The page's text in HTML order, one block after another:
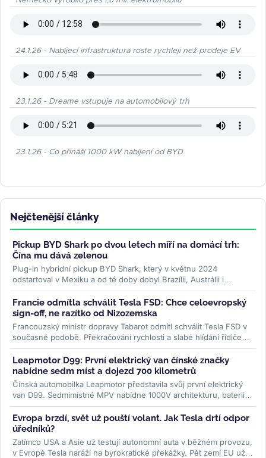
24.1.26 - Nabíjecí infrastruktura roste rychleji než prodeje EV
23.1.26 - Dreame vstupuje na automobilový trh
23.1.26 - Co přináší 1000 kW nabíjení od BYD
Nejčtenější články
Pickup BYD Shark po dvou letech míří na domácí trh:
Čína mu dává zelenou
Plug-in hybridní pickup BYD Shark, který v květnu 2024
odstartoval v Mexiku a od té doby dobyl Brazílii, Austrálii i
Pákistán, se po dvou...>>
Francie odmítla schválit Tesla FSD: Chce celoevropský
sign-off, ne razítko od Nizozemska
Francouzský ministr dopravy Tabarot odmítl schválit Tesla FSD v
současné podobě. Překračování rychlosti a slabé hlídání řidiče
ve...>>
Leapmotor D99: První elektrický van čínské značky
nabídne sedm míst a dojezd 700 kilometrů
Čínská automobilka Leapmotor představila svůj první elektrický
van D99. Sedmimístné MPV nabídne 1000V architekturu, baterii
CATL o...>>
Evropa brzdí, svět už pouští volant. Jak Tesla drtí odpor
úředníků?
Zatímco USA a Asie už testují autonomní auta v běžném provozu,
v Evropě Tesla naráží na byrokratické překážky. Pět zemí EU už